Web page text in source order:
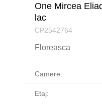
One Mircea
lac
CP2542764
Floreasca
Camere:
Etaj: